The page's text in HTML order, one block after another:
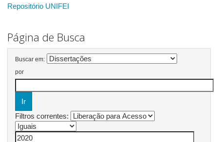
Repositório UNIFEI
Página de Busca
Buscar em:
por
Filtros correntes: